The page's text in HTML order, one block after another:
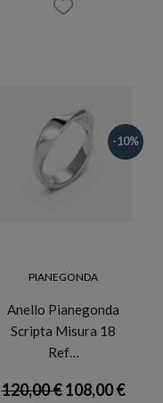
-10%
PIANEGONDA
Anello Pianegonda
Scripta Misura 18
Ref…
120,00 €108,00 €